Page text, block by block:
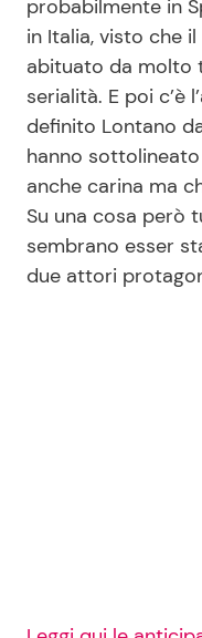
probabilmente in
in Italia, visto che
abituato da molto
serialità. E poi c’è
definito Lontano
hanno
anche carina ma
Su una cosa però
sembrano esser
due attori